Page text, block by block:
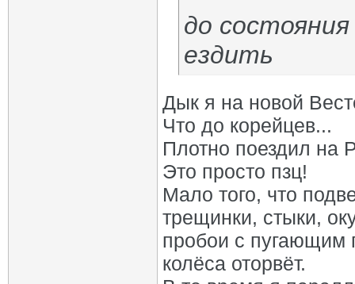
до
ездить
Дык я на новой
Что до корейцев...
Плотно поездил на
Это просто пзц!
Мало того, что
трещинки, стыки,
пробои с пугающим
колёса оторвёт.